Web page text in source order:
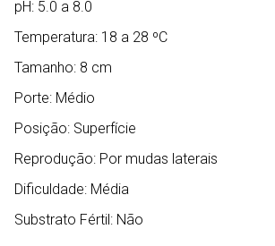
pH: 5.0 a 8.0
Temperatura: 18 a 28 ºC
Tamanho: 8 cm
Porte: Médio
Posição: Superfície
Reprodução: Por mudas laterais
Dificuldade: Média
Substrato Fértil: Não